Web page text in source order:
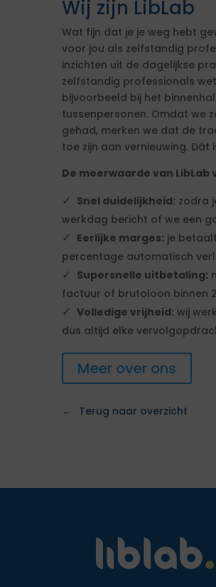
Wij zijn LibLab
Wat fijn dat je je weg hebt
voor jou als zelfstandig
inzichten uit de dagelijkse
zelfstandig professionals
bijvoorbeeld bij het
tussenpersonen. Omdat we
gehad, merken we dat de
toe zijn aan vernieuwing.
De meerwaarde van
Snel duidelijkheid: zodra
werkdag bericht of we een
Eerlijke marges: je
percentage automatisch
Supersnelle uitbetaling:
factuur of brutoloon binnen
Volledige vrijheid: wij
dus altijd elke
Meer over ons
Terug naar overzicht